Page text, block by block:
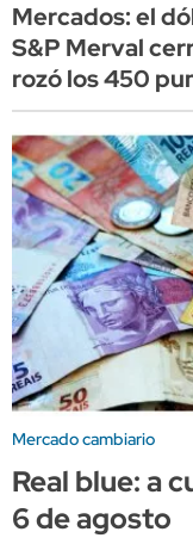
Mercados: el
S&P Merval
rozó los 450
Mercado cambiario
Real blue: a
6 de agosto